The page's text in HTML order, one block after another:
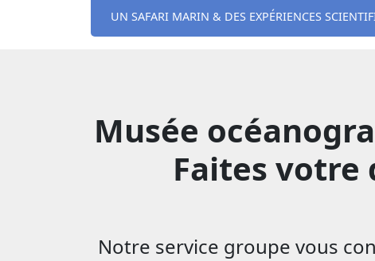
UN SAFARI MARIN & DES EXPÉRIENCES
Musée
Faites votre
Notre service groupe vous